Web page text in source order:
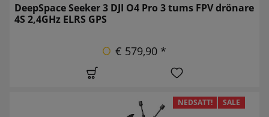
DeepSpace Seeker 3 DJI O4 Pro 3 tums FPV drönare
4S 2,4GHz ELRS GPS
€ 579,90 *
NEDSATT! SALE